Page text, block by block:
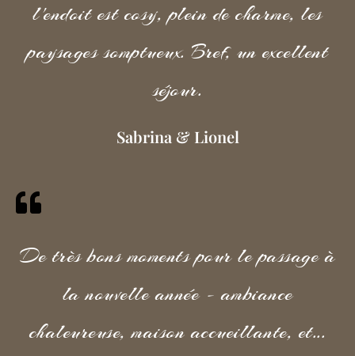
l'endoit est cosy, plein de charme, les
paysages somptueux. Bref, un excellent
séjour.
Sabrina & Lionel
De très bons moments pour le passage à
la nouvelle année - ambiance
chaleureuse, maison accueillante, et...